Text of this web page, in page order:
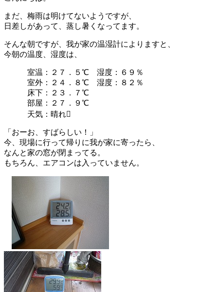
まだ、梅雨は明けてないようですが、
日差しがあって、蒸し暑くなってます。
そんな朝ですが、我が家の温湿計によりますと、
今朝の温度、湿度は、
室温：２７．５℃ 湿度：６９％
室外：２４．８℃ 湿度：８２％
床下：２３．７℃
部屋：２７．９℃
天気：晴れ
「おーお、すばらしい！」
今、現場に行って帰りに我が家に寄ったら、
なんと家の窓が閉まってる。
もちろん、エアコンは入っていません。